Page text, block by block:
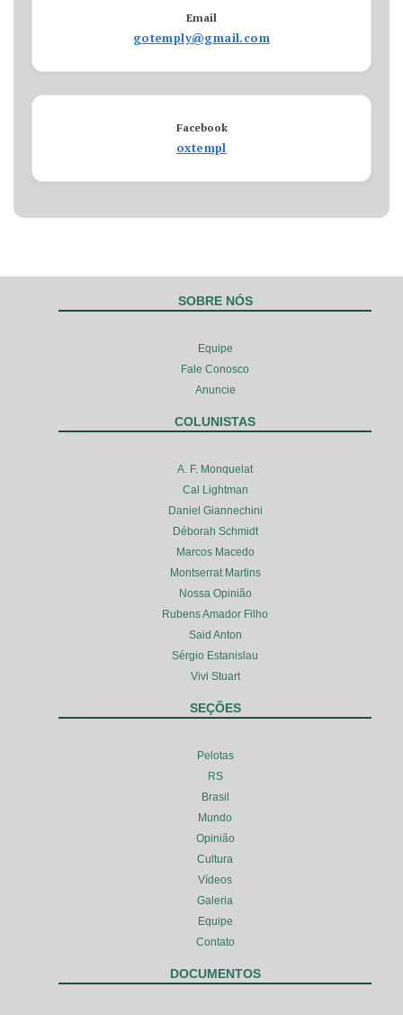
Email
gotemply@gmail.com
Facebook
oxtempl
SOBRE NÓS
Equipe
Fale Conosco
Anuncie
COLUNISTAS
A. F. Monquelat
Cal Lightman
Daniel Giannechini
Déborah Schmidt
Marcos Macedo
Montserrat Martins
Nossa Opinião
Rubens Amador Filho
Said Anton
Sérgio Estanislau
Vivi Stuart
SEÇÕES
Pelotas
RS
Brasil
Mundo
Opinião
Cultura
Vídeos
Galeria
Equipe
Contato
DOCUMENTOS